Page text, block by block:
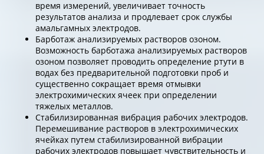
время измерений, увеличивает точность
результатов анализа и продлевает срок службы
амальгамных электродов.
Барботаж анализируемых растворов озоном.
Возможность барботажа анализируемых растворов
озоном позволяет проводить определение ртути в
водах без предва­рительной подготовки проб и
существенно сокращает время отмывки
электрохимических ячеек при определении
тяжелых металлов.
Стабилизированная вибрация рабочих электродов.
Перемешивание растворов в электрохимических
ячейках путем стабилизированной вибрации
рабочих электродов повышает чувствительность и